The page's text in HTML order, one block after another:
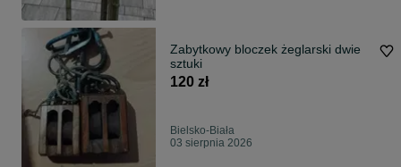
Zabytkowy bloczek żeglarski dwie
sztuki
120 zł
Bielsko-Biała
03 sierpnia 2026